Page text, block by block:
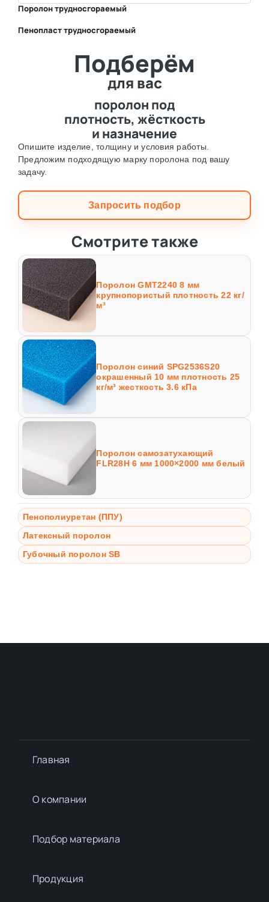
Поролон трудносгораемый
Пенопласт трудносгораемый
Подберём
для вас
поролон под
плотность, жёсткость
и назначение
Опишите изделие, толщину и условия работы.
Предложим подходящую марку поролона под вашу
задачу.
Запросить подбор
Смотрите также
Поролон GMT2240 8 мм
крупнопористый плотность 22 кг/
м³
Поролон синий SPG2536S20
окрашенный 10 мм плотность 25
кг/м³ жесткость 3.6 кПа
Поролон самозатухающий
FLR28H 6 мм 1000×2000 мм белый
Пенополиуретан (ППУ)
Латексный поролон
Губочный поролон SB
Главная
О компании
Подбор материалa
Продукция